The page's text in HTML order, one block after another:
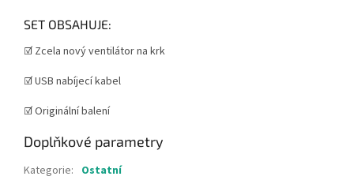
SET OBSAHUJE:
☑️ Zcela nový ventilátor na krk
☑️ USB nabíjecí kabel
☑️ Originální balení
Doplňkové parametry
Kategorie: Ostatní